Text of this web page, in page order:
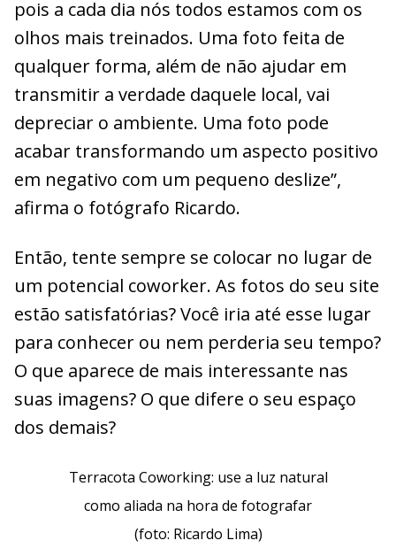
pois a cada dia nós todos estamos com os
olhos mais treinados. Uma foto feita de
qualquer forma, além de não ajudar em
transmitir a verdade daquele local, vai
depreciar o ambiente. Uma foto pode
acabar transformando um aspecto positivo
em negativo com um pequeno deslize”,
afirma o fotógrafo Ricardo.
Então, tente sempre se colocar no lugar de
um potencial coworker. As fotos do seu site
estão satisfatórias? Você iria até esse lugar
para conhecer ou nem perderia seu tempo?
O que aparece de mais interessante nas
suas imagens? O que difere o seu espaço
dos demais?
Terracota Coworking: use a luz natural
como aliada na hora de fotografar
(foto: Ricardo Lima)